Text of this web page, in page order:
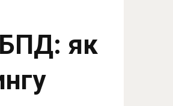
БПД: як